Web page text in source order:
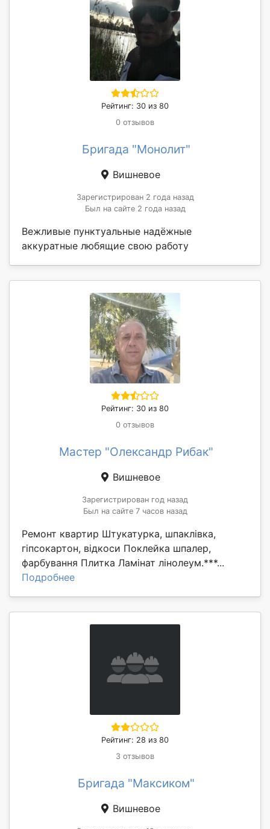
Рейтинг: 30 из 80
0 отзывов
Бригада "Монолит"
Вишневое
Зарегистрирован 2 года назад
Был на сайте 2 года назад
Вежливые пунктуальные надёжные
аккуратные любящие свою работу
Рейтинг: 30 из 80
0 отзывов
Мастер "Олександр Рибак"
Вишневое
Зарегистрирован год назад
Был на сайте 7 часов назад
Ремонт квартир Штукатурка, шпаклівка,
гіпсокартон, відкоси Поклейка шпалер,
фарбування Плитка Ламінат лінолеум.***...
Подробнее
Рейтинг: 28 из 80
3 отзывов
Бригада "Максиком"
Вишневое